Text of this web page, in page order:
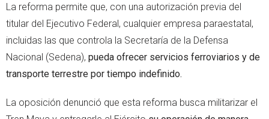
La reforma permite que, con una autorización previa del
titular del Ejecutivo Federal, cualquier empresa paraestatal,
incluidas las que controla la Secretaría de la Defensa
Nacional (Sedena), pueda ofrecer servicios ferroviarios y de
transporte terrestre por tiempo indefinido.
La oposición denunció que esta reforma busca militarizar el